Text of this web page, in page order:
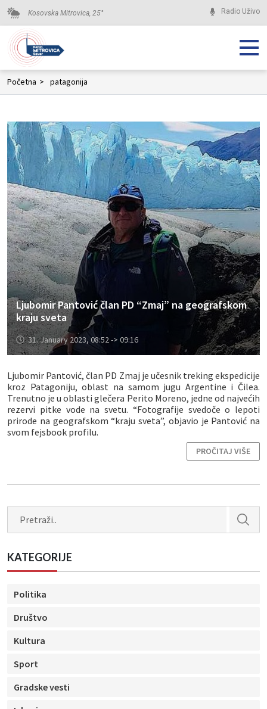
Kosovska Mitrovica, 25° Radio Uživo
Početna > patagonija
Ljubomir Pantović član PD “Zmaj” na geografskom
kraju sveta
31. January 2023, 08:52 -> 09:16
Ljubomir Pantović, član PD Zmaj je učesnik treking ekspedicije
kroz Patagoniju, oblast na samom jugu Argentine i Čilea.
Trenutno je u oblasti glečera Perito Moreno, jedne od najvećih
rezervi pitke vode na svetu. “Fotografije svedoče o lepoti
prirode na geografskom “kraju sveta”, objavio je Pantović na
svom fejsbook profilu.
PROČITAJ VIŠE
KATEGORIJE
Politika
Društvo
Kultura
Sport
Gradske vesti